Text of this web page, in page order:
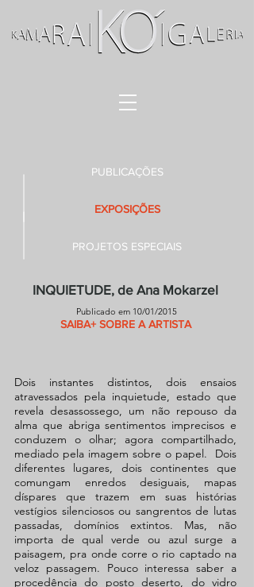
INQUIETUDE, de Ana Mokarzel
SAIBA+ SOBRE A ARTISTA
Publicado em 10/01/2015
Dois instantes distintos, dois ensaios
atravessados pela inquietude, estado que
revela desassossego, um não repouso da
alma que abriga sentimentos imprecisos e
conduzem o olhar; agora compartilhado,
mediado pela imagem sobre o papel. Dois
diferentes lugares, dois continentes que
comungam enredos desiguais, mapas
díspares que trazem em suas histórias
vestígios silenciosos ou sangrentos de lutas
passadas, domínios extintos. Mas, não
importa de qual verde ou azul surge a
paisagem, pra onde corre o rio captado na
veloz passagem. Pouco interessa saber a
procedência do posto deserto, do vidro
PUBLICAÇÕES
EXPOSIÇÕES
PROJETOS ESPECIAIS